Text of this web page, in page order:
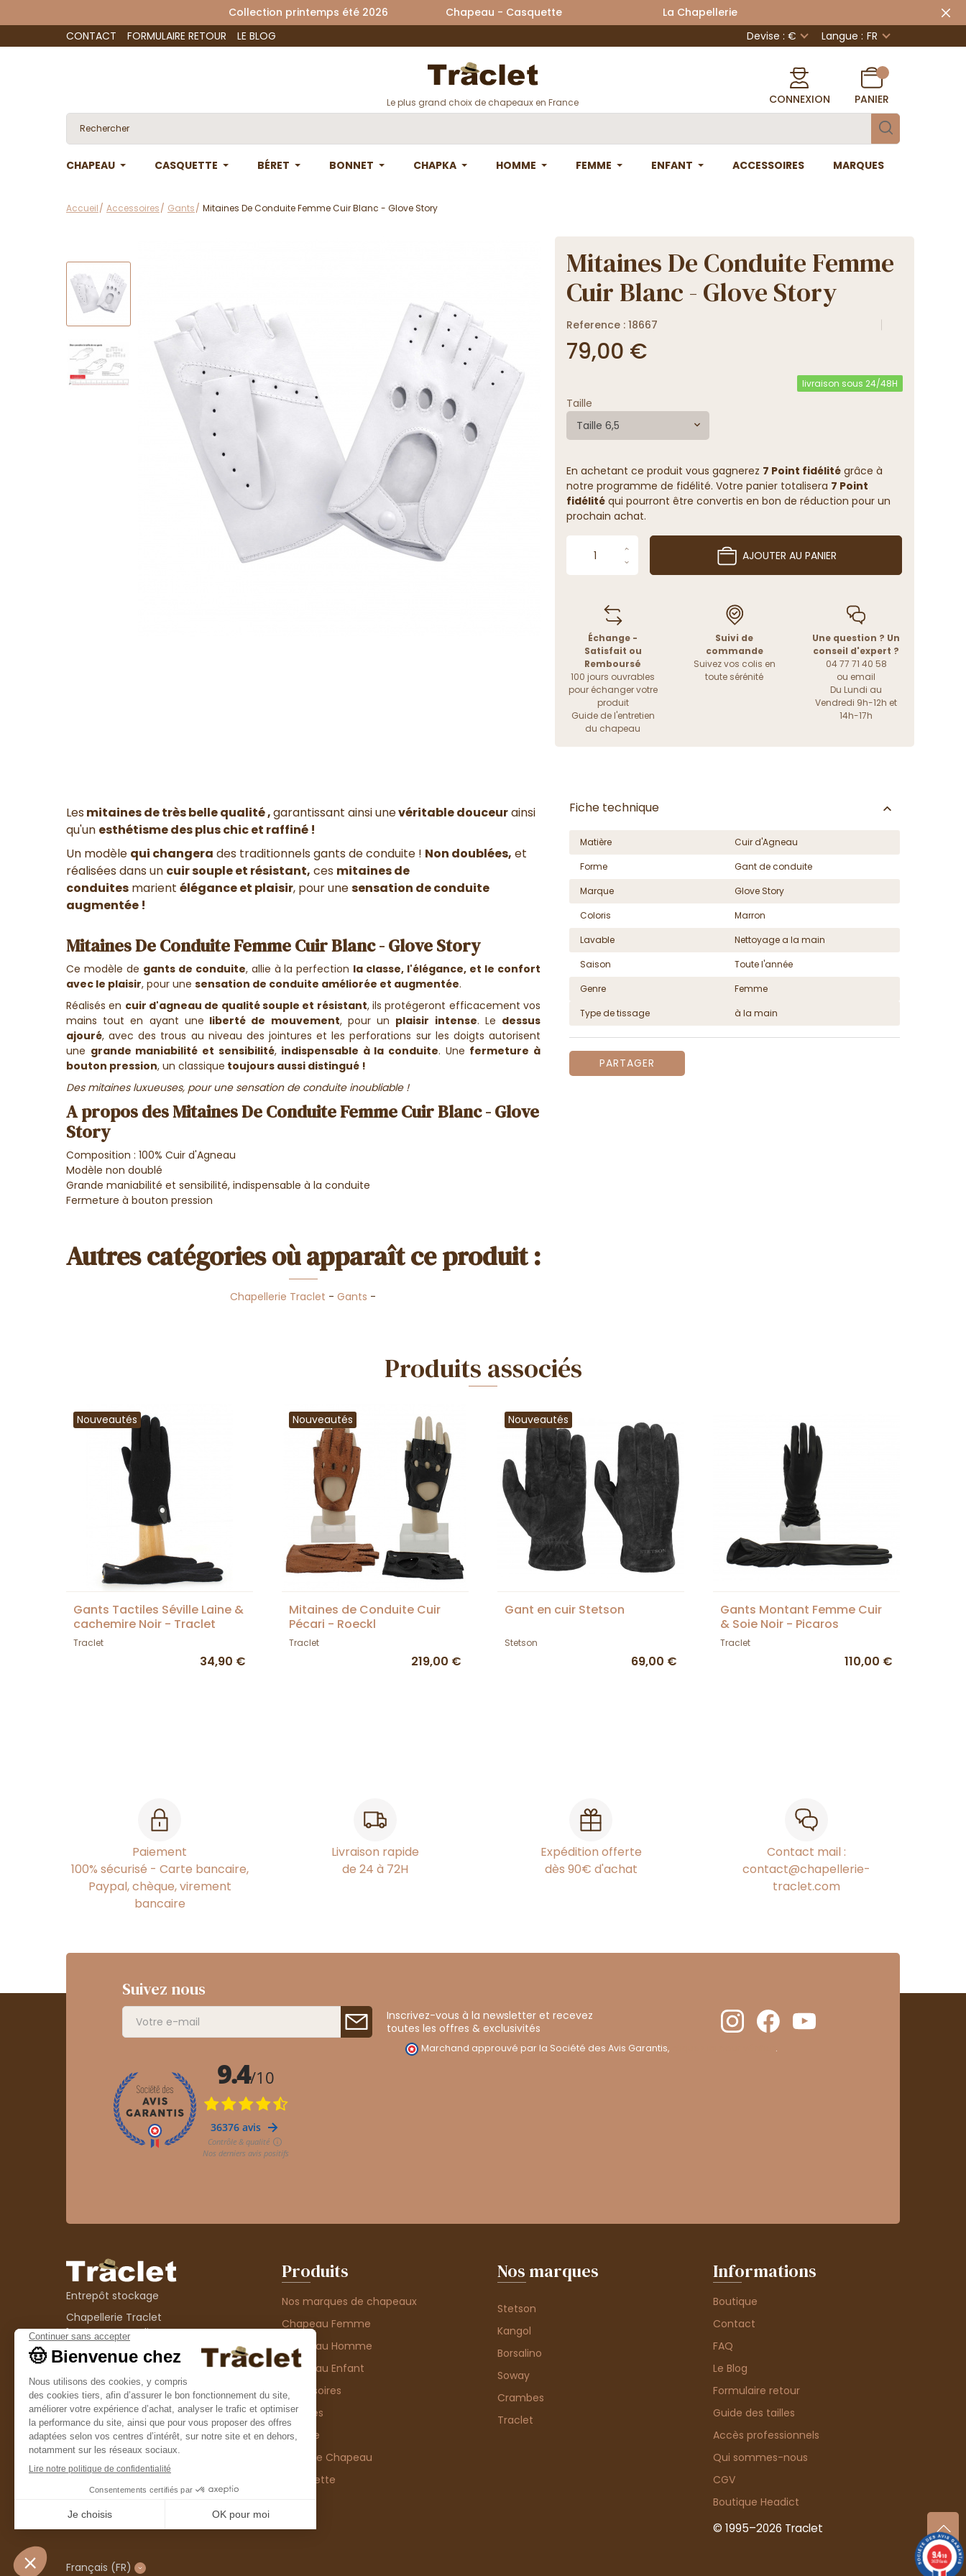
Collection printemps été 2026 Chapeau - Casquette La Chapellerie
CONTACT
FORMULAIRE RETOUR LE BLOG Devise : € Langue : FR
Le plus grand choix de chapeaux en France CONNEXION PANIER
CHAPEAU CASQUETTE BÉRET BONNET CHAPKA HOMME FEMME ENFANT ACCESSOIRES MARQUES
Accueil Accessoires Gants Mitaines De Conduite Femme Cuir Blanc - Glove Story
Mitaines De Conduite Femme
Cuir Blanc - Glove Story
Reference : 18667
79,00 €
livraison sous 24/48H
Taille
Taille 6,5
En achetant ce produit vous gagnerez 7 Point fidélitégrâce à
notre programme de fidélité. Votre panier totalisera 7 Point
fidélitéqui pourront être convertis en bon de réduction pour un
prochain achat.
AJOUTER AU PANIER
Échange -
Satisfait ou
Remboursé
100 jours ouvrables
pour échanger votre
produit
Guide de l'entretien
du chapeau
Suivi de
commande
Suivez vos colis en
toute sérénité
Une question ? Un
conseil d'expert ?
04 77 71 40 58
ou email
Du Lundi au
Vendredi 9h-12h et
14h-17h
Lesmitaines de très belle qualité ,garantissant ainsi unevéritable douceurainsi
qu'un esthétisme des plus chic et raffiné !
Un modèle qui changera des traditionnels gants de conduite ! Non doublées, et
réalisées dans un cuir souple et résistant, ces mitaines de
conduites marient élégance et plaisir, pour unesensation de conduite
augmentée !
Mitaines De Conduite Femme Cuir Blanc - Glove Story
Ce modèle de gants de conduite, allie à la perfection la classe, l'élégance, et le confort
avec le plaisir, pour une sensation de conduite améliorée et augmentée.
Réalisés en cuir d'agneau de qualité souple et résistant, ils protégeront efficacement vos
mains tout en ayant une liberté de mouvement, pour un plaisir intense. Le dessus
ajouré, avec des trous au niveau des jointures et les perforations sur les doigts autorisent
une grande maniabilité et sensibilité, indispensable à la conduite. Une fermeture à
bouton pression, un classique toujours aussi distingué !
Des mitaines luxueuses, pour une sensation de conduite inoubliable !
A propos des Mitaines De Conduite Femme Cuir Blanc - Glove
Story
Composition : 100% Cuir d'Agneau
Modèle non doublé
Grande maniabilité et sensibilité, indispensable à la conduite
Fermeture à bouton pression
Autres catégories où apparaît ce produit :
Chapellerie Traclet -Gants -
Fiche technique
Matière
Cuir d'Agneau
Forme
Gant de conduite
Marque
Glove Story
Coloris
Marron
Lavable
Nettoyage a la main
Saison
Toute l'année
Genre
Femme
Type de tissage
à la main
PARTAGER
Produits associés
Nouveautés
Gants Tactiles Séville Laine &
cachemire Noir - Traclet
Traclet
34,90 €
Nouveautés
Mitaines de Conduite Cuir
Pécari - Roeckl
Traclet
219,00 €
Nouveautés
Gant en cuir Stetson
Stetson
69,00 €
Gants Montant Femme Cuir
& Soie Noir - Picaros
Traclet
110,00 €
Paiement
100% sécurisé - Carte bancaire,
Paypal, chèque, virement
bancaire
Livraison rapide
de 24 à 72H
Expédition offerte
dès 90€ d'achat
Contact mail :
contact@chapellerie-
traclet.com
Suivez nous
Inscrivez-vous à la newsletter et recevez
toutes les offres & exclusivités
Marchand approuvé par la Société des Avis Garantis, .
Entrepôt stockage
Chapellerie Traclet
14 Impasse Bardin
42300 Roanne
contact@chapellerie-traclet.com
Boutique
Chapellerie Traclet
4 rue de Cadore
42300 Roanne
Produits
Nos marques de chapeaux
Chapeau Femme
Chapeau Homme
Chapeau Enfant
Accessoires
Thèmes
Matière
Type de Chapeau
Casquette
Nos marques
Stetson
Kangol
Borsalino
Soway
Crambes
Traclet
Informations
Boutique
Contact
FAQ
Le Blog
Formulaire retour
Guide des tailles
Accès professionnels
Qui sommes-nous
CGV
Boutique Headict
© 1995–2026 Traclet
Français (FR)
9.4/10
36376 avis